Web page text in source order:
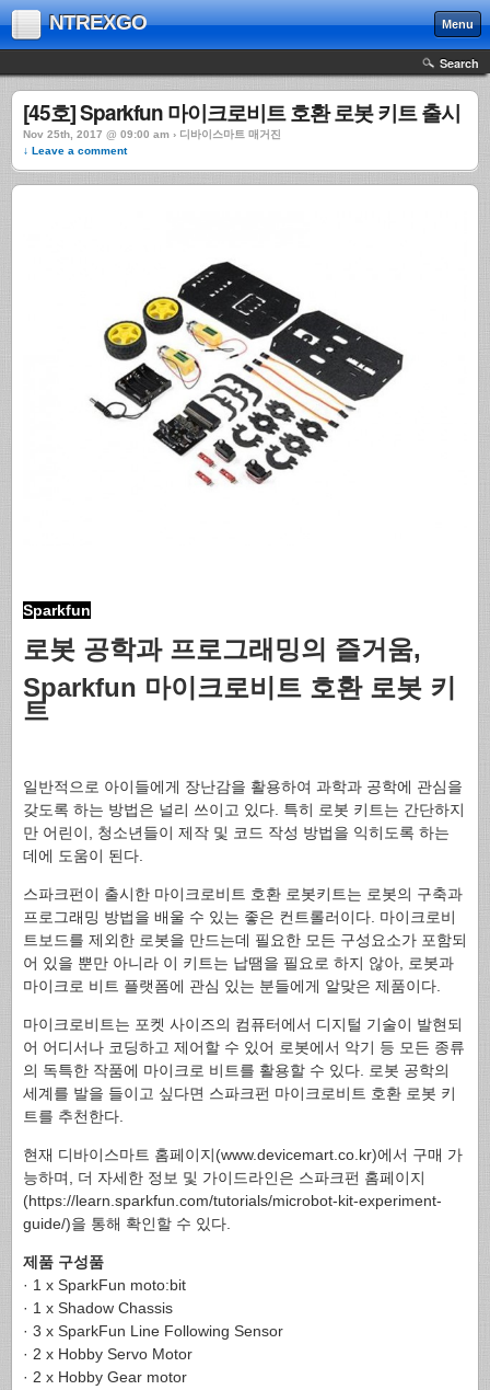
NTREXGO Menu
Search
[45호] Sparkfun 마이크로비트 호환 로봇 키트 출시
Nov 25th, 2017 @ 09:00 am › 디바이스마트 매거진
↓ Leave a comment
Sparkfun
로봇 공학과 프로그래밍의 즐거움,
Sparkfun 마이크로비트 호환 로봇 키
트
일반적으로 아이들에게 장난감을 활용하여 과학과 공학에 관심을
갖도록 하는 방법은 널리 쓰이고 있다. 특히 로봇 키트는 간단하지
만 어린이, 청소년들이 제작 및 코드 작성 방법을 익히도록 하는
데에 도움이 된다.
스파크펀이 출시한 마이크로비트 호환 로봇키트는 로봇의 구축과
프로그래밍 방법을 배울 수 있는 좋은 컨트롤러이다. 마이크로비
트보드를 제외한 로봇을 만드는데 필요한 모든 구성요소가 포함되
어 있을 뿐만 아니라 이 키트는 납땜을 필요로 하지 않아, 로봇과
마이크로 비트 플랫폼에 관심 있는 분들에게 알맞은 제품이다.
마이크로비트는 포켓 사이즈의 컴퓨터에서 디지털 기술이 발현되
어 어디서나 코딩하고 제어할 수 있어 로봇에서 악기 등 모든 종류
의 독특한 작품에 마이크로 비트를 활용할 수 있다. 로봇 공학의
세계를 발을 들이고 싶다면 스파크펀 마이크로비트 호환 로봇 키
트를 추천한다.
현재 디바이스마트 홈페이지(www.devicemart.co.kr)에서 구매 가
능하며, 더 자세한 정보 및 가이드라인은 스파크펀 홈페이지
(https://learn.sparkfun.com/tutorials/microbot-kit-experiment-
guide/)을 통해 확인할 수 있다.
제품 구성품
· 1 x SparkFun moto:bit
· 1 x Shadow Chassis
· 3 x SparkFun Line Following Sensor
· 2 x Hobby Servo Motor
· 2 x Hobby Gear motor